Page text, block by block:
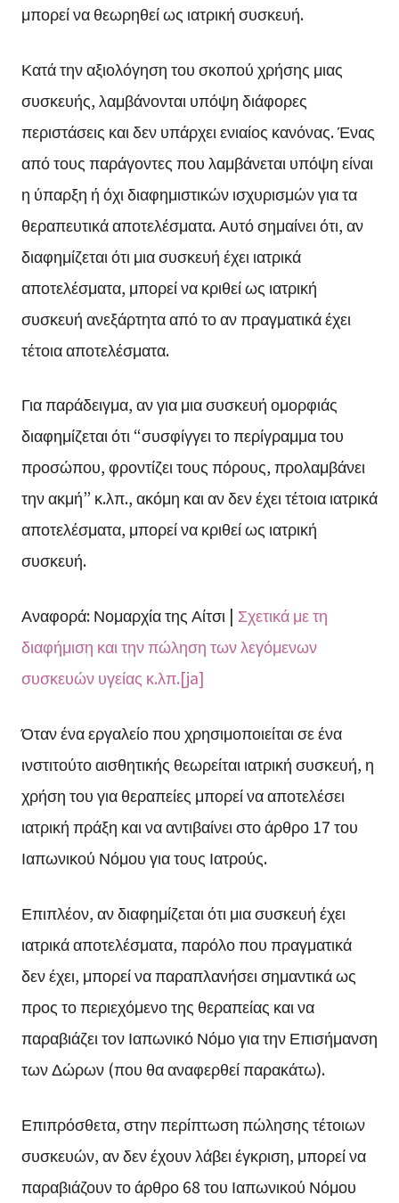
μπορεί να θεωρηθεί ως ιατρική συσκευή.
Κατά την αξιολόγηση του σκοπού χρήσης μιας
συσκευής, λαμβάνονται υπόψη διάφορες
περιστάσεις και δεν υπάρχει ενιαίος κανόνας. Ένας
από τους παράγοντες που λαμβάνεται υπόψη είναι
η ύπαρξη ή όχι διαφημιστικών ισχυρισμών για τα
θεραπευτικά αποτελέσματα. Αυτό σημαίνει ότι, αν
διαφημίζεται ότι μια συσκευή έχει ιατρικά
αποτελέσματα, μπορεί να κριθεί ως ιατρική
συσκευή ανεξάρτητα από το αν πραγματικά έχει
τέτοια αποτελέσματα.
Για παράδειγμα, αν για μια συσκευή ομορφιάς
διαφημίζεται ότι “συσφίγγει το περίγραμμα του
προσώπου, φροντίζει τους πόρους, προλαμβάνει
την ακμή” κ.λπ., ακόμη και αν δεν έχει τέτοια ιατρικά
αποτελέσματα, μπορεί να κριθεί ως ιατρική
συσκευή.
Αναφορά: Νομαρχία της Αίτσι | Σχετικά με τη
διαφήμιση και την πώληση των λεγόμενων
συσκευών υγείας κ.λπ.[ja]
Όταν ένα εργαλείο που χρησιμοποιείται σε ένα
ινστιτούτο αισθητικής θεωρείται ιατρική συσκευή, η
χρήση του για θεραπείες μπορεί να αποτελέσει
ιατρική πράξη και να αντιβαίνει στο άρθρο 17 του
Ιαπωνικού Νόμου για τους Ιατρούς.
Επιπλέον, αν διαφημίζεται ότι μια συσκευή έχει
ιατρικά αποτελέσματα, παρόλο που πραγματικά
δεν έχει, μπορεί να παραπλανήσει σημαντικά ως
προς το περιεχόμενο της θεραπείας και να
παραβιάζει τον Ιαπωνικό Νόμο για την Επισήμανση
των Δώρων (που θα αναφερθεί παρακάτω).
Επιπρόσθετα, στην περίπτωση πώλησης τέτοιων
συσκευών, αν δεν έχουν λάβει έγκριση, μπορεί να
παραβιάζουν το άρθρο 68 του Ιαπωνικού Νόμου